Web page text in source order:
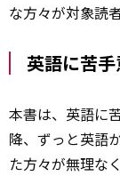
な方々が対象読者
英語に苦
本書は、英語に
降、ずっと英語
た方々が無理な